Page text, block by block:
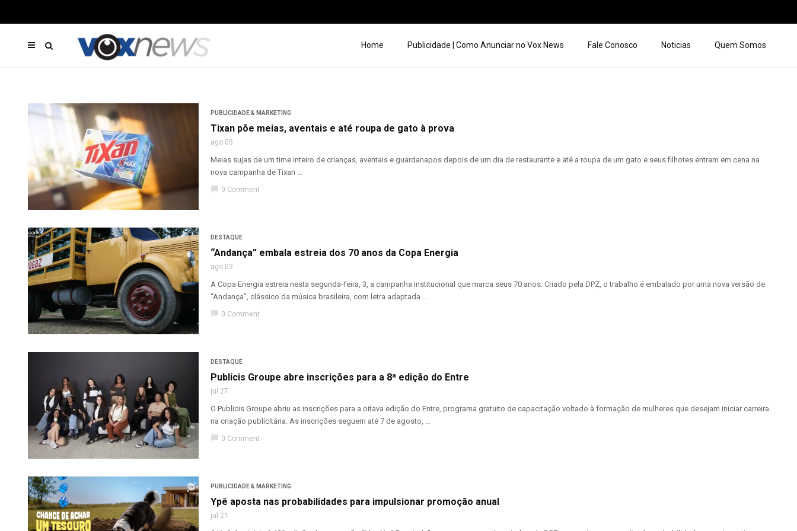
Home Publicidade | Como Anunciar no Vox News Fale Conosco Noticias Quem Somos
PUBLICIDADE & MARKETING
Tixan põe meias, aventais e até roupa de gato à prova
ago 05
Meias sujas de um time inteiro de crianças, aventais e guardanapos depois de um dia de restaurante e até a roupa de um gato e seus filhotes entram em cena na
nova campanha de Tixan ...
chat_bubble 0 Comment
DESTAQUE
“Andança” embala estreia dos 70 anos da Copa Energia
ago 03
A Copa Energia estreia nesta segunda-feira, 3, a campanha institucional que marca seus 70 anos. Criado pela DPZ, o trabalho é embalado por uma nova versão de
“Andança”, clássico da música brasileira, com letra adaptada ...
chat_bubble 0 Comment
DESTAQUE
Publicis Groupe abre inscrições para a 8ª edição do Entre
jul 27
O Publicis Groupe abriu as inscrições para a oitava edição do Entre, programa gratuito de capacitação voltado à formação de mulheres que desejam iniciar carreira
na criação publicitária. As inscrições seguem até 7 de agosto, ...
chat_bubble 0 Comment
PUBLICIDADE & MARKETING
Ypê aposta nas probabilidades para impulsionar promoção anual
jul 21